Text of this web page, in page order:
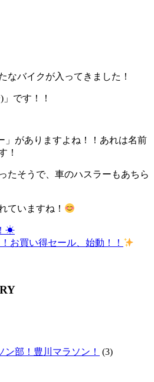
なバイクが入ってきました！
です！！
」がありますよね！！あれは名前
！
たそうで、車のハスラーもあちら
ていますね！
☀
お買い得セール、始動！！
部！豊川マラソン！
(3)